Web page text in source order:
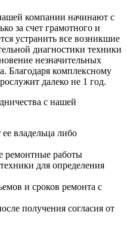
компании начинают с
за счет грамотного и
устранить все возникшие
диагностики техники
незначительных
Благодаря комплексному
далеко не 1 год.
с нашей
владельца либо
ремонтные работы
для определения
и сроков ремонта с
получения согласия от